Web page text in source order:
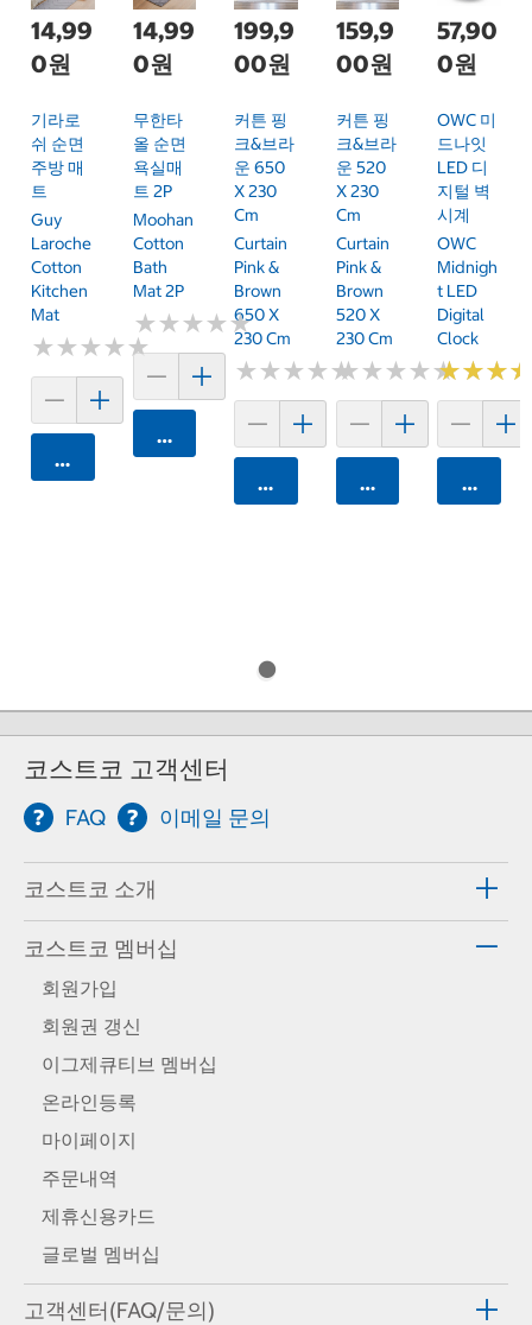
14,99
0원
기라로
쉬 순면
주방 매
트
Guy
Laroche
Cotton
Kitchen
Mat
★★★★★
★★★★★
카트에 담기
14,99
0원
무한타
올 순면
욕실매
트 2P
Moohan
Cotton
Bath
Mat 2P
★★★★★
★★★★★
카트에 담기
199,9
00원
커튼 핑
크&브라
운 650
X 230
Cm
Curtain
Pink &
Brown
650 X
230 Cm
★★★★★
★★★★★
카트에 담기
159,9
00원
커튼 핑
크&브라
운 520
X 230
Cm
Curtain
Pink &
Brown
520 X
230 Cm
★★★★★
★★★★★
카트에 담기
57,90
0원
OWC 미
드나잇
LED 디
지털 벽
시계
OWC
Midnigh
T LED
Digital
Clock
★★★
★★★
카트에
코스트코 고객센터
FAQ 이메일 문의
코스트코 소개
코스트코 멤버십
회원가입
회원권 갱신
이그제큐티브 멤버십
온라인등록
마이페이지
주문내역
제휴신용카드
글로벌 멤버십
고객센터(FAQ/문의)